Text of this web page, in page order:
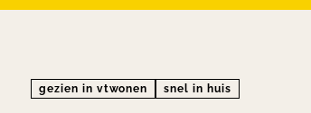
gezien in vtwonen snel in huis